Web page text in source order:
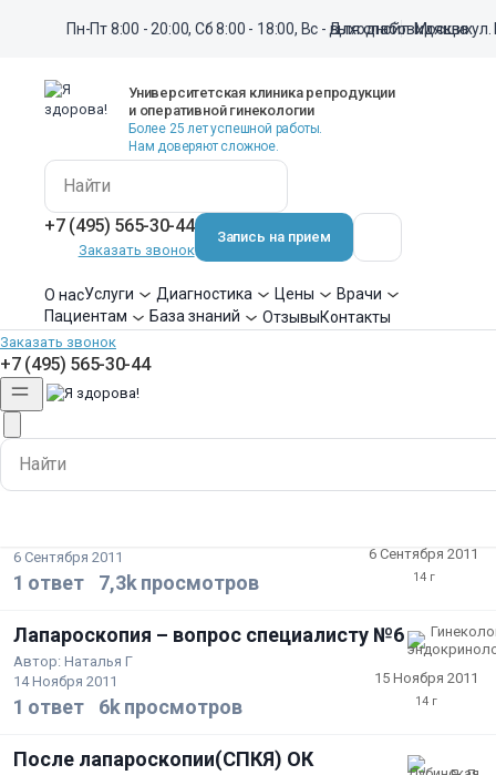
Пн-Пт 8:00 - 20:00, Сб 8:00 - 18:00, Вс - выходнойг. Москва
Для слабовидящих
Университетская клиника репродукции
и оперативной гинекологии
Более 25 лет успешной работы.
Нам доверяют сложное.
+7 (495) 565-30-44
Заказать звонок
Запись на прием
О насУслуги Диагностика Цены
Врачи
Пациентам
База знаний ОтзывыКонтакты
Заказать звонок
+7 (495) 565-30-44
Здесь можно обсудить следующие темы: лапароскопия в
гинекологии, лапароскопия яичников, лапароскопия маточных
труб, как сделать операцию быстро, лапароскопия в гинекологии
стоимость
Создать новую тему
Задайте вопрос врачу клиники
6 Сентября 2011
1 ответ 7,3kпросмотров
6 Сентября 2011
Лапароскопия – вопрос специалисту №6
Автор: Наталья Г
14 Ноября 2011
1 ответ 6kпросмотров
15 Ноября 2011
После лапароскопии(СПКЯ) ОК